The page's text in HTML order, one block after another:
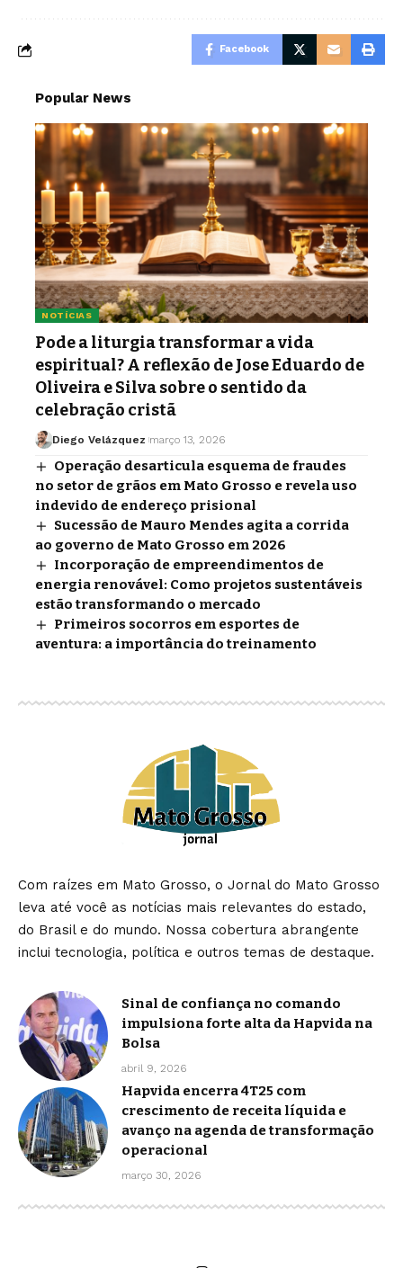
Facebook
Popular News
NOTÍCIAS
Pode a liturgia transformar a vida
espiritual? A reflexão de Jose Eduardo de
Oliveira e Silva sobre o sentido da
celebração cristã
Diego Velázquez março 13, 2026
Operação desarticula esquema de fraudes
no setor de grãos em Mato Grosso e revela uso
indevido de endereço prisional
Sucessão de Mauro Mendes agita a corrida
ao governo de Mato Grosso em 2026
Incorporação de empreendimentos de
energia renovável: Como projetos sustentáveis
estão transformando o mercado
Primeiros socorros em esportes de
aventura: a importância do treinamento
Com raízes em Mato Grosso, o Jornal do Mato Grosso
leva até você as notícias mais relevantes do estado,
do Brasil e do mundo. Nossa cobertura abrangente
inclui tecnologia, política e outros temas de destaque.
Sinal de confiança no comando
impulsiona forte alta da Hapvida na
Bolsa
abril 9, 2026
Hapvida encerra 4T25 com
crescimento de receita líquida e
avanço na agenda de transformação
operacional
março 30, 2026